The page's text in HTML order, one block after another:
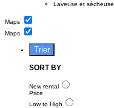
Laveuse et sécheuse
Maps
Maps
Trier
SORT BY
New rental
Price
Low to High